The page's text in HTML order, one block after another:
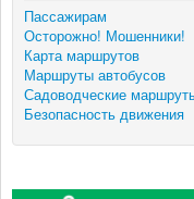
Пассажирам
Осторожно! Мошенники!
Карта маршрутов
Маршруты автобусов
Садоводческие
Безопасность движения